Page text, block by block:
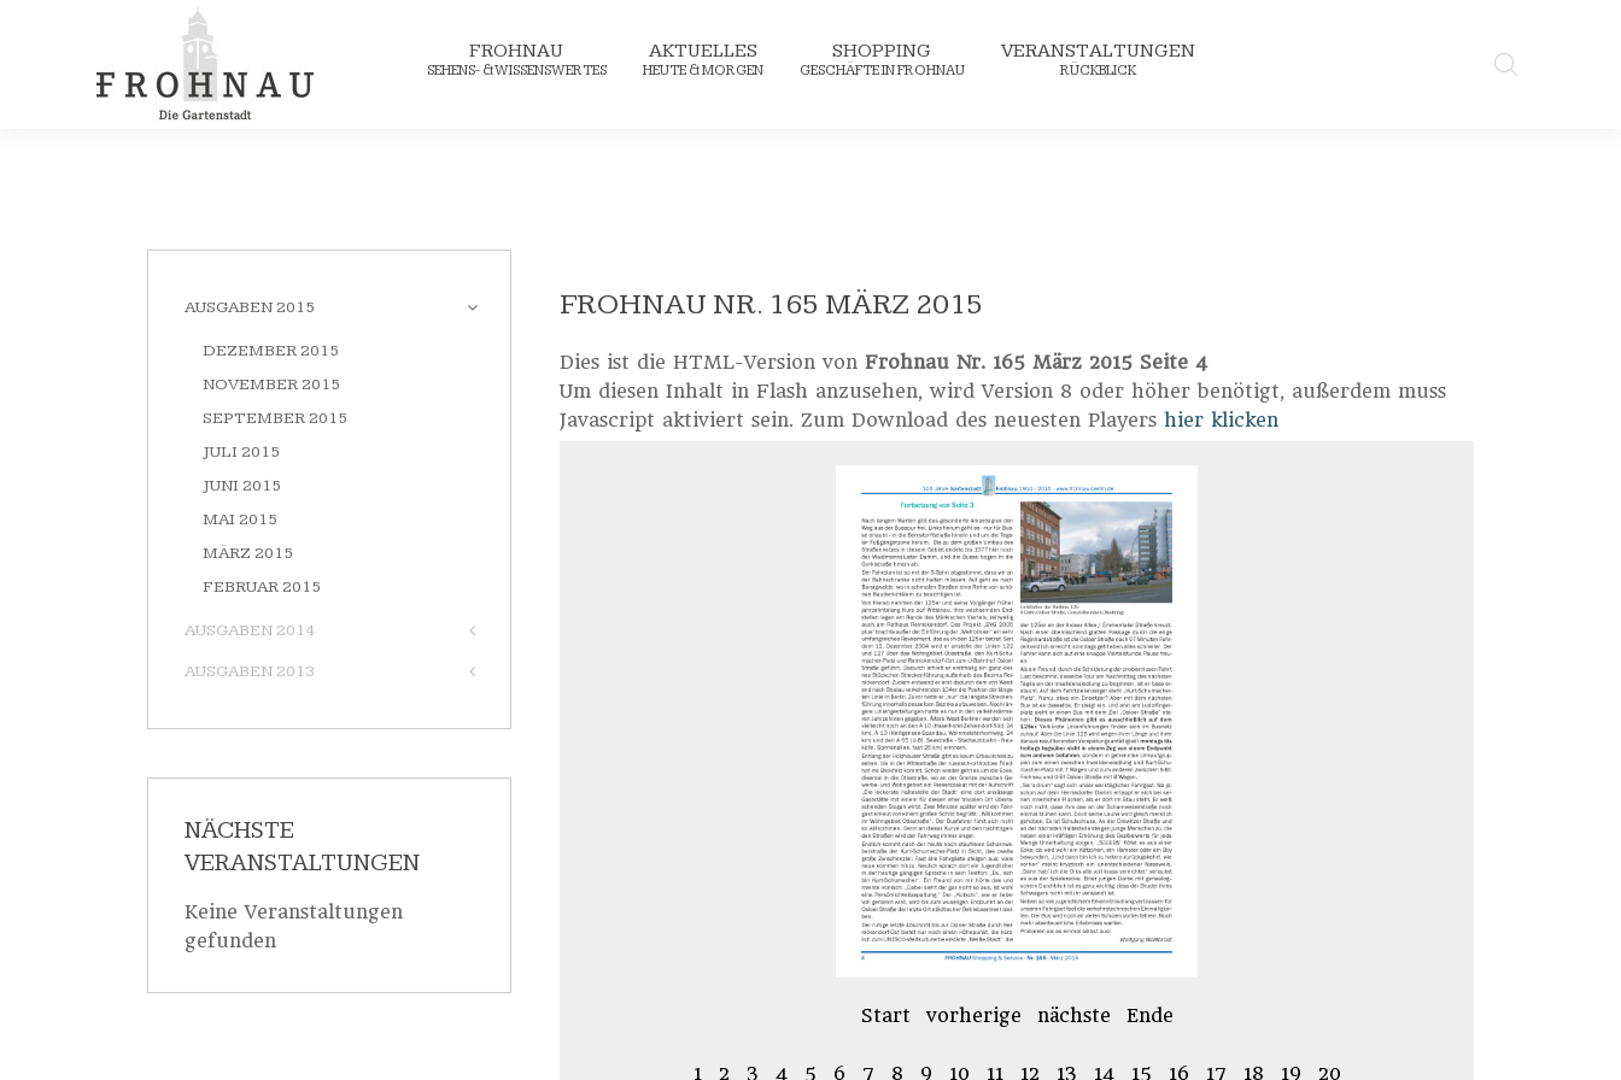
FROHNAU
SEHENS- & WISSENSWERTES
AKTUELLES
HEUTE & MORGEN
SHOPPING
GESCHÄFTE IN FROHNAU
VERANSTALTUNGEN
RÜCKBLICK
FROHNAU NR. 165 MÄRZ 2015
Dies ist die HTML-Version von Frohnau Nr. 165 März 2015 Seite 4
Um diesen Inhalt in Flash anzusehen, wird Version 8 oder höher benötigt, außerdem muss
Javascript aktiviert sein. Zum Download des neuesten Players hier klicken
Start vorherige nächste Ende
1 2 3 4 5 6 7 8 9 10 11 12 13 14 15 16 17 18 19 20
AUSGABEN 2015
DEZEMBER 2015
NOVEMBER 2015
SEPTEMBER 2015
JULI 2015
JUNI 2015
MAI 2015
MÄRZ 2015
FEBRUAR 2015
AUSGABEN 2014
AUSGABEN 2013
NÄCHSTE
VERANSTALTUNGEN
Keine Veranstaltungen
gefunden